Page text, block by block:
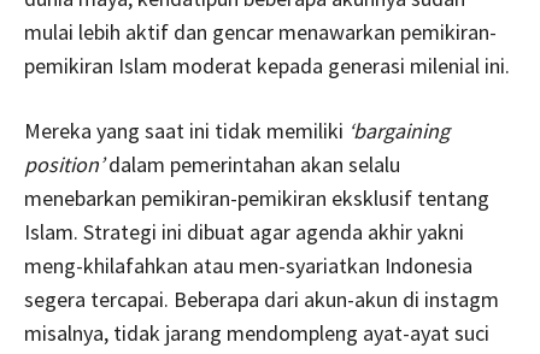
mulai lebih aktif dan gencar menawarkan pemikiran-
pemikiran Islam moderat kepada generasi milenial ini.
Mereka yang saat ini tidak memiliki ‘bargaining
position’dalam pemerintahan akan selalu
menebarkan pemikiran-pemikiran eksklusif tentang
Islam. Strategi ini dibuat agar agenda akhir yakni
meng-khilafahkan atau men-syariatkan Indonesia
segera tercapai. Beberapa dari akun-akun di instagm
misalnya, tidak jarang mendompleng ayat-ayat suci